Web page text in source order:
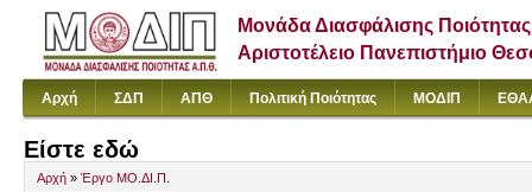
Μονάδα Διασφάλισης Ποιότητας
Αριστοτέλειο Πανεπιστήμιο
Αρχή ΣΔΠ ΑΠΘ Πολιτική Ποιότητας ΜΟΔΙΠ
Είστε εδώ
Αρχή » Έργο ΜΟ.ΔΙ.Π.